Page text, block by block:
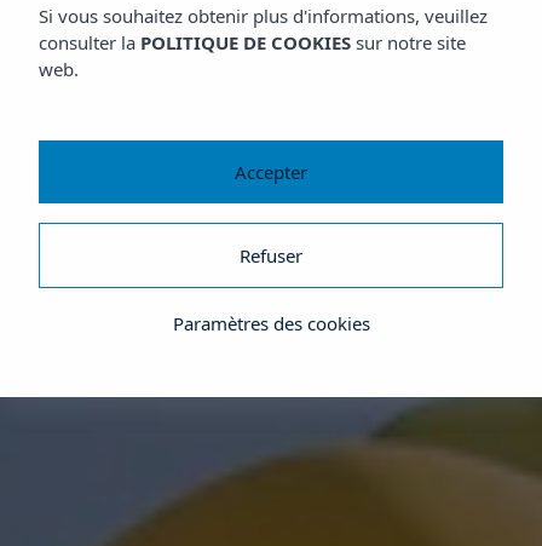
Si vous souhaitez obtenir plus d'informations, veuillez
consulter la POLITIQUE DE COOKIES sur notre site
web.
Paramètres des cookies
Refuser
Accepter